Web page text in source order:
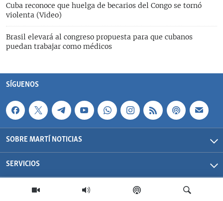
Cuba reconoce que huelga de becarios del Congo se tornó
violenta (Video)
Brasil elevará al congreso propuesta para que cubanos
puedan trabajar como médicos
SÍGUENOS
SOBRE MARTÍ NOTICIAS
SERVICIOS
Martí Noticias| 2026 | OCB | Todos los derechos reservados.